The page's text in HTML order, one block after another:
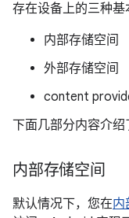
存在设备上的三种基
内部存储空间
外部存储空间
content
下面几部分内容介绍
内部存储空间
默认情况下，您在内